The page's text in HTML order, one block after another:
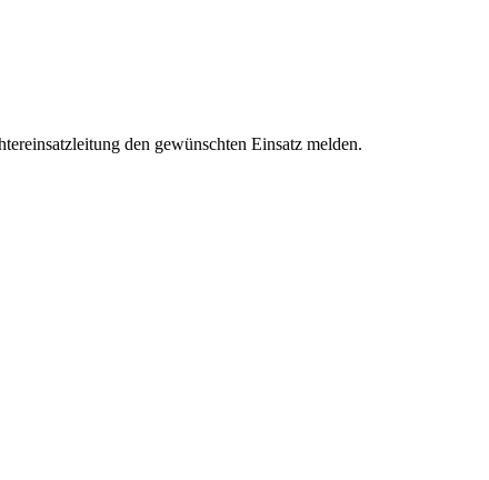
den gewünschten Einsatz melden.